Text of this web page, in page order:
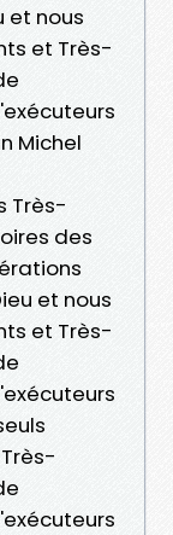
et nous
et Très-
Michel
Très-
des
et nous
et Très-